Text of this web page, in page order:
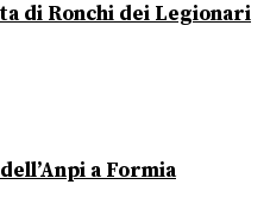
di Ronchi dei Legionari
a Formia